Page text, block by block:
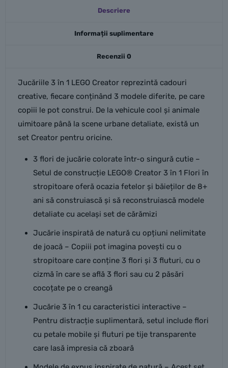
Descriere
Informații suplimentare
Recenzii 0
Jucăriile 3 în 1 LEGO Creator reprezintă cadouri
creative, fiecare conținând 3 modele diferite, pe care
copiii le pot construi. De la vehicule cool și animale
uimitoare până la scene urbane detaliate, există un
set Creator pentru oricine.
3 flori de jucărie colorate într-o singură cutie –
Setul de construcție LEGO® Creator 3 în 1 Flori în
stropitoare oferă ocazia fetelor și băieților de 8+
ani să construiască și să reconstruiască modele
detaliate cu același set de cărămizi
Jucărie inspirată de natură cu opțiuni nelimitate
de joacă – Copiii pot imagina povești cu o
stropitoare care conține 3 flori și 3 fluturi, cu o
cizmă în care se află 3 flori sau cu 2 păsări
cocoțate pe o creangă
Jucărie 3 în 1 cu caracteristici interactive –
Pentru distracție suplimentară, setul include flori
cu petale mobile și fluturi pe tije transparente
care lasă impresia că zboară